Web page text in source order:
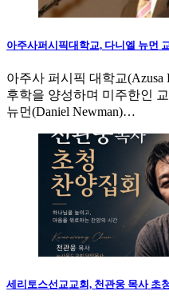
아주사퍼시픽대학교, 다니엘 뉴먼
아주사 퍼시픽 대학교(Azusa
후학을 양성하며 미주한인
뉴먼(Daniel Newman)…
세리토스선교교회, 천관웅 목사 초